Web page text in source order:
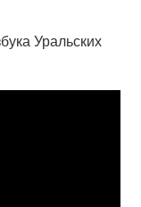
Уральских